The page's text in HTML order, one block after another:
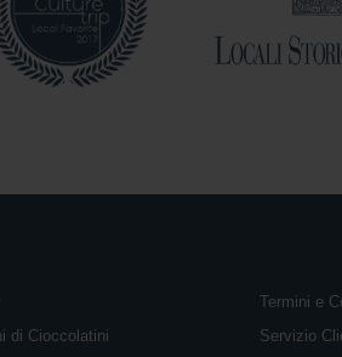
di Cioccolatini
Termini e
Servizio